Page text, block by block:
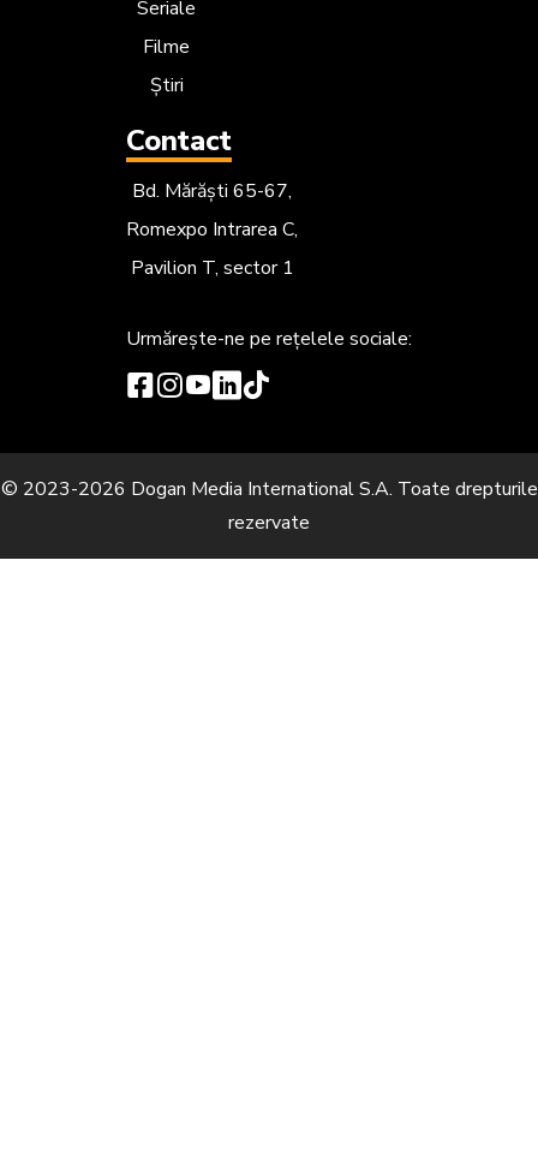
Seriale
Filme
Știri
Contact
Bd. Mărăști 65-67,
Romexpo Intrarea C,
Pavilion T, sector 1
Urmărește-ne pe rețelele sociale:
© 2023-2026 Dogan Media International S.A. Toate drepturile
rezervate